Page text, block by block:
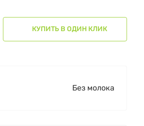
КУПИТЬ В ОДИН КЛИК
Без молока